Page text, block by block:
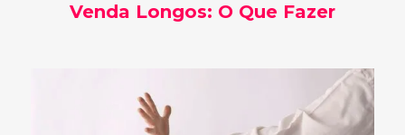
Venda Longos: O Que Fazer